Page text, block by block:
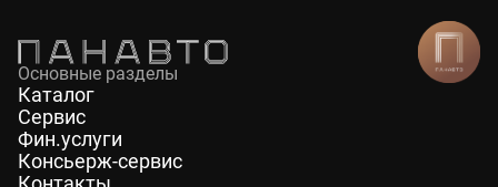
Основные разделы
Каталог
Сервис
Фин.услуги
Консьерж-сервис